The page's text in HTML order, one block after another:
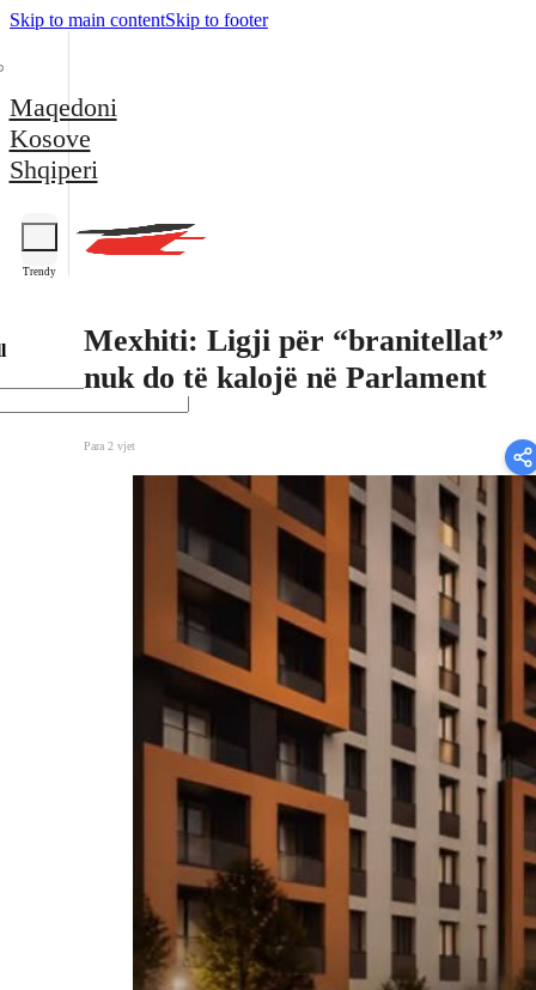
Skip to main contentSkip to footer
Maqedoni
Kosove
Shqiperi
Trendy
Mexhiti: Ligji për “branitellat”
nuk do të kalojë në Parlament
Para 2 vjet